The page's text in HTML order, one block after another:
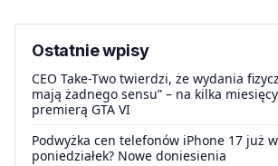
Ostatnie wpisy
CEO Take-Two twierdzi, że wydania
mają żadnego sensu” – na kilka
premierą GTA VI
Podwyżka cen telefonów iPhone 17 już
poniedziałek? Nowe doniesienia